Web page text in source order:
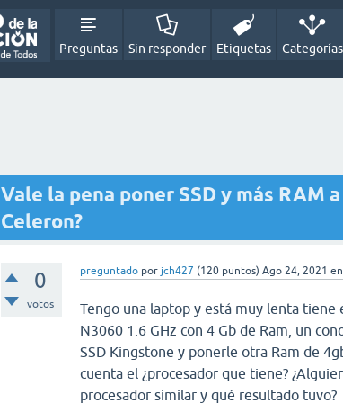
Preguntas Sin responder Etiquetas Categorías
Vale la pena poner SSD y más RAM
Celeron?
0
votos
preguntado por jch427 (120 puntos) Ago 24, 2021 en
Tengo una laptop y está muy lenta tiene
N3060 1.6 GHz con 4 Gb de Ram, un
SSD Kingstone y ponerle otra Ram de
cuenta el ¿procesador que tiene?
procesador similar y qué resultado tuvo?